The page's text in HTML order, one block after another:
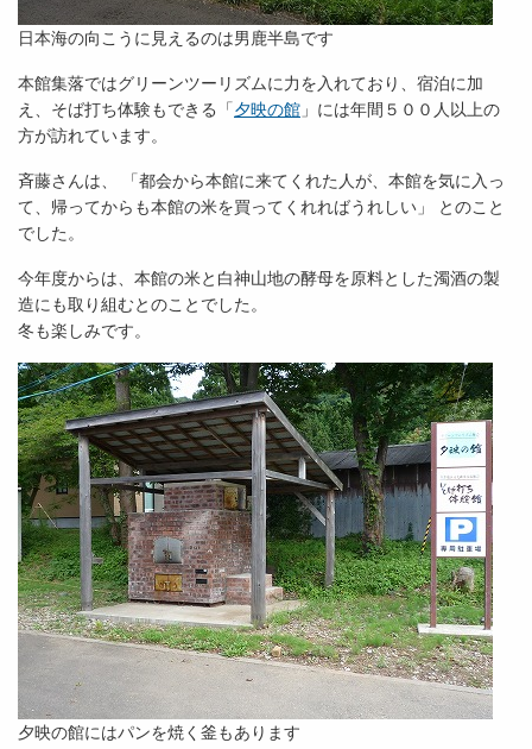
日本海の向こうに見えるのは男鹿半島です
本館集落ではグリーンツーリズムに力を入れており、宿泊に加
え、そば打ち体験もできる「夕映の館 」には年間５００人以上の
方が訪れています。
斉藤さんは、 「都会から本館に来てくれた人が、本館を気に入っ
て、帰ってからも本館の米を買ってくれればうれしい」 とのこと
でした。
今年度からは、本館の米と白神山地の酵母を原料とした濁酒の製
造にも取り組むとのことでした。
冬も楽しみです。
夕映の館にはパンを焼く釜もあります